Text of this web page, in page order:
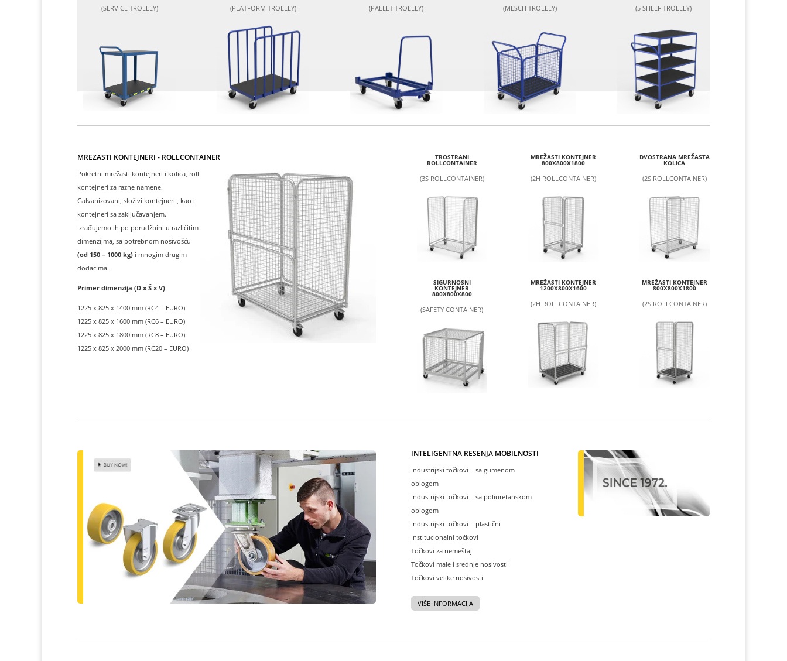
(SERVICE TROLLEY) (PLATFORM TROLLEY) (PALLET TROLLEY) (MESCH TROLLEY) (5 SHELF TROLLEY)
MREŽASTI KONTEJNERI - ROLLCONTAINER
Pokretni mrežasti kontejneri i kolica, roll
kontejneri za razne namene.
Galvanizovani, složivi kontejneri , kao i
kontejneri sa zaključavanjem.
Izrađujemo ih po porudžbini u različitim
dimenzijma, sa potrebnom nosivošću
(od 150 – 1000 kg) i mnogim drugim
dodacima.
Primer dimenzija (D x Š x V)
1225 x 825 x 1400 mm (RC4 – EURO)
1225 x 825 x 1600 mm (RC6 – EURO)
1225 x 825 x 1800 mm (RC8 – EURO)
1225 x 825 x 2000 mm (RC20 – EURO)
TROSTRANI
ROLLCONTAINER
(3S ROLLCONTAINER)
SIGURNOSNI
KONTEJNER
800X800X800
(SAFETY CONTAINER)
MREŽASTI KONTEJNER
800X800X1800
(2H ROLLCONTAINER)
MREŽASTI KONTEJNER
1200X800X1600
(2H ROLLCONTAINER)
DVOSTRANA MREŽASTA
KOLICA
(2S ROLLCONTAINER)
MREŽASTI KONTEJNER
800X800X1800
(2S ROLLCONTAINER)
INTELIGENTNA REŠENJA MOBILNOSTI
Industrijski točkovi – sa gumenom
oblogom
Industrijski točkovi – sa poliuretanskom
oblogom
Industrijski točkovi – plastični
Institucionalni točkovi
Točkovi za nemeštaj
Točkovi male i srednje nosivosti
Točkovi velike nosivosti
VIŠE INFORMACIJA